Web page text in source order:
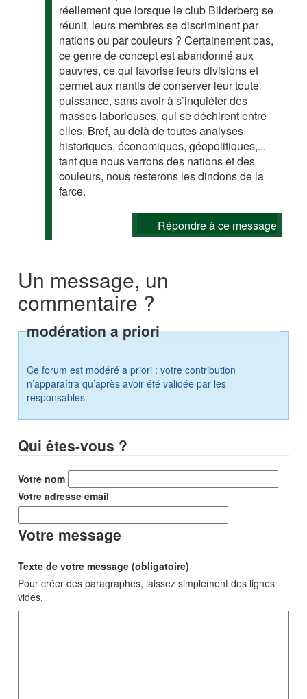
réellement que lorsque le club Bilderberg se
réunit, leurs membres se discriminent par
nations ou par couleurs ? Certainement pas,
ce genre de concept est abandonné aux
pauvres, ce qui favorise leurs divisions et
permet aux nantis de conserver leur toute
puissance, sans avoir à s’inquiéter des
masses laborieuses, qui se déchirent entre
elles. Bref, au delà de toutes analyses
historiques, économiques, géopolitiques,...
tant que nous verrons des nations et des
couleurs, nous resterons les dindons de la
farce.
Répondre à ce message
Un message, un
commentaire ?
modération a priori
Ce forum est modéré a priori : votre contribution
n’apparaîtra qu’après avoir été validée par les
responsables.
Qui êtes-vous ?
Votre nom
Votre adresse email
Votre message
Texte de votre message (obligatoire)
Pour créer des paragraphes, laissez simplement des lignes
vides.